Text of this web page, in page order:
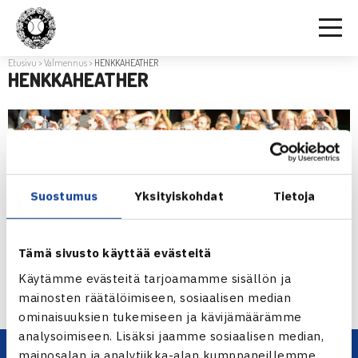
Suostumus Yksityiskohdat Tietoja
Tämä sivusto käyttää evästeitä
Käytämme evästeitä tarjoamamme sisällön ja
mainosten räätälöimiseen, sosiaalisen median
ominaisuuksien tukemiseen ja kävijämäärämme
analysoimiseen. Lisäksi jaamme sosiaalisen median,
mainosalan ja analytiikka-alan kumppaneillemme
Etusivu >Valmennus> HENKKAHEATHER
HENKKAHEATHER